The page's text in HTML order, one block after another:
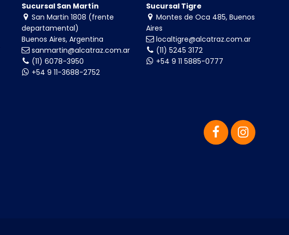
Sucursal San Martín
San Martin 1808 (frente
departamental)
Buenos Aires, Argentina
sanmartin@alcatraz.com.ar
(11) 6078-3950
+54 9 11-3688-2752
Sucursal Tigre
Montes de Oca 485, Buenos
Aires
localtigre@alcatraz.com.ar
(11) 5245 3172
+54 9 11 5885-0777